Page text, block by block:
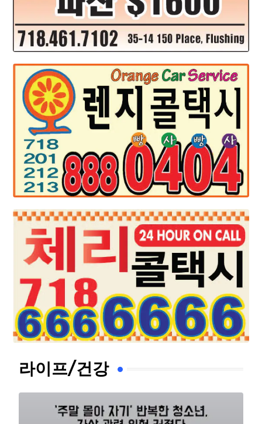
라이프/건강